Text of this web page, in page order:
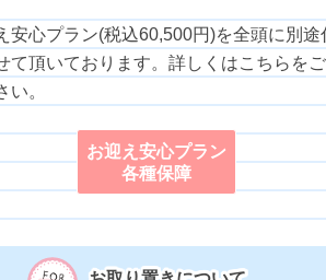
安心プラン(税込60,500円)を全頭に別途
て頂いております。詳しくはこちらを
い。
お迎え安心プラン
各種保障